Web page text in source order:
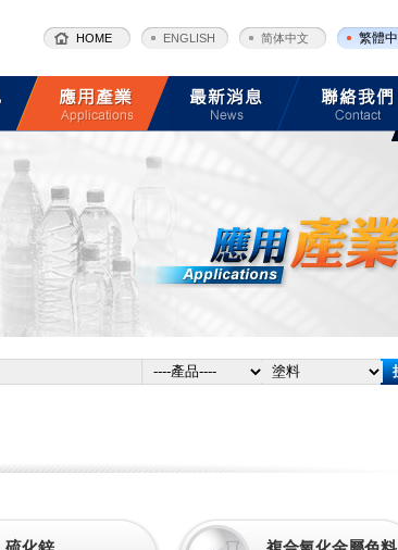
繁體
简体中文
ENGLISH
HOME